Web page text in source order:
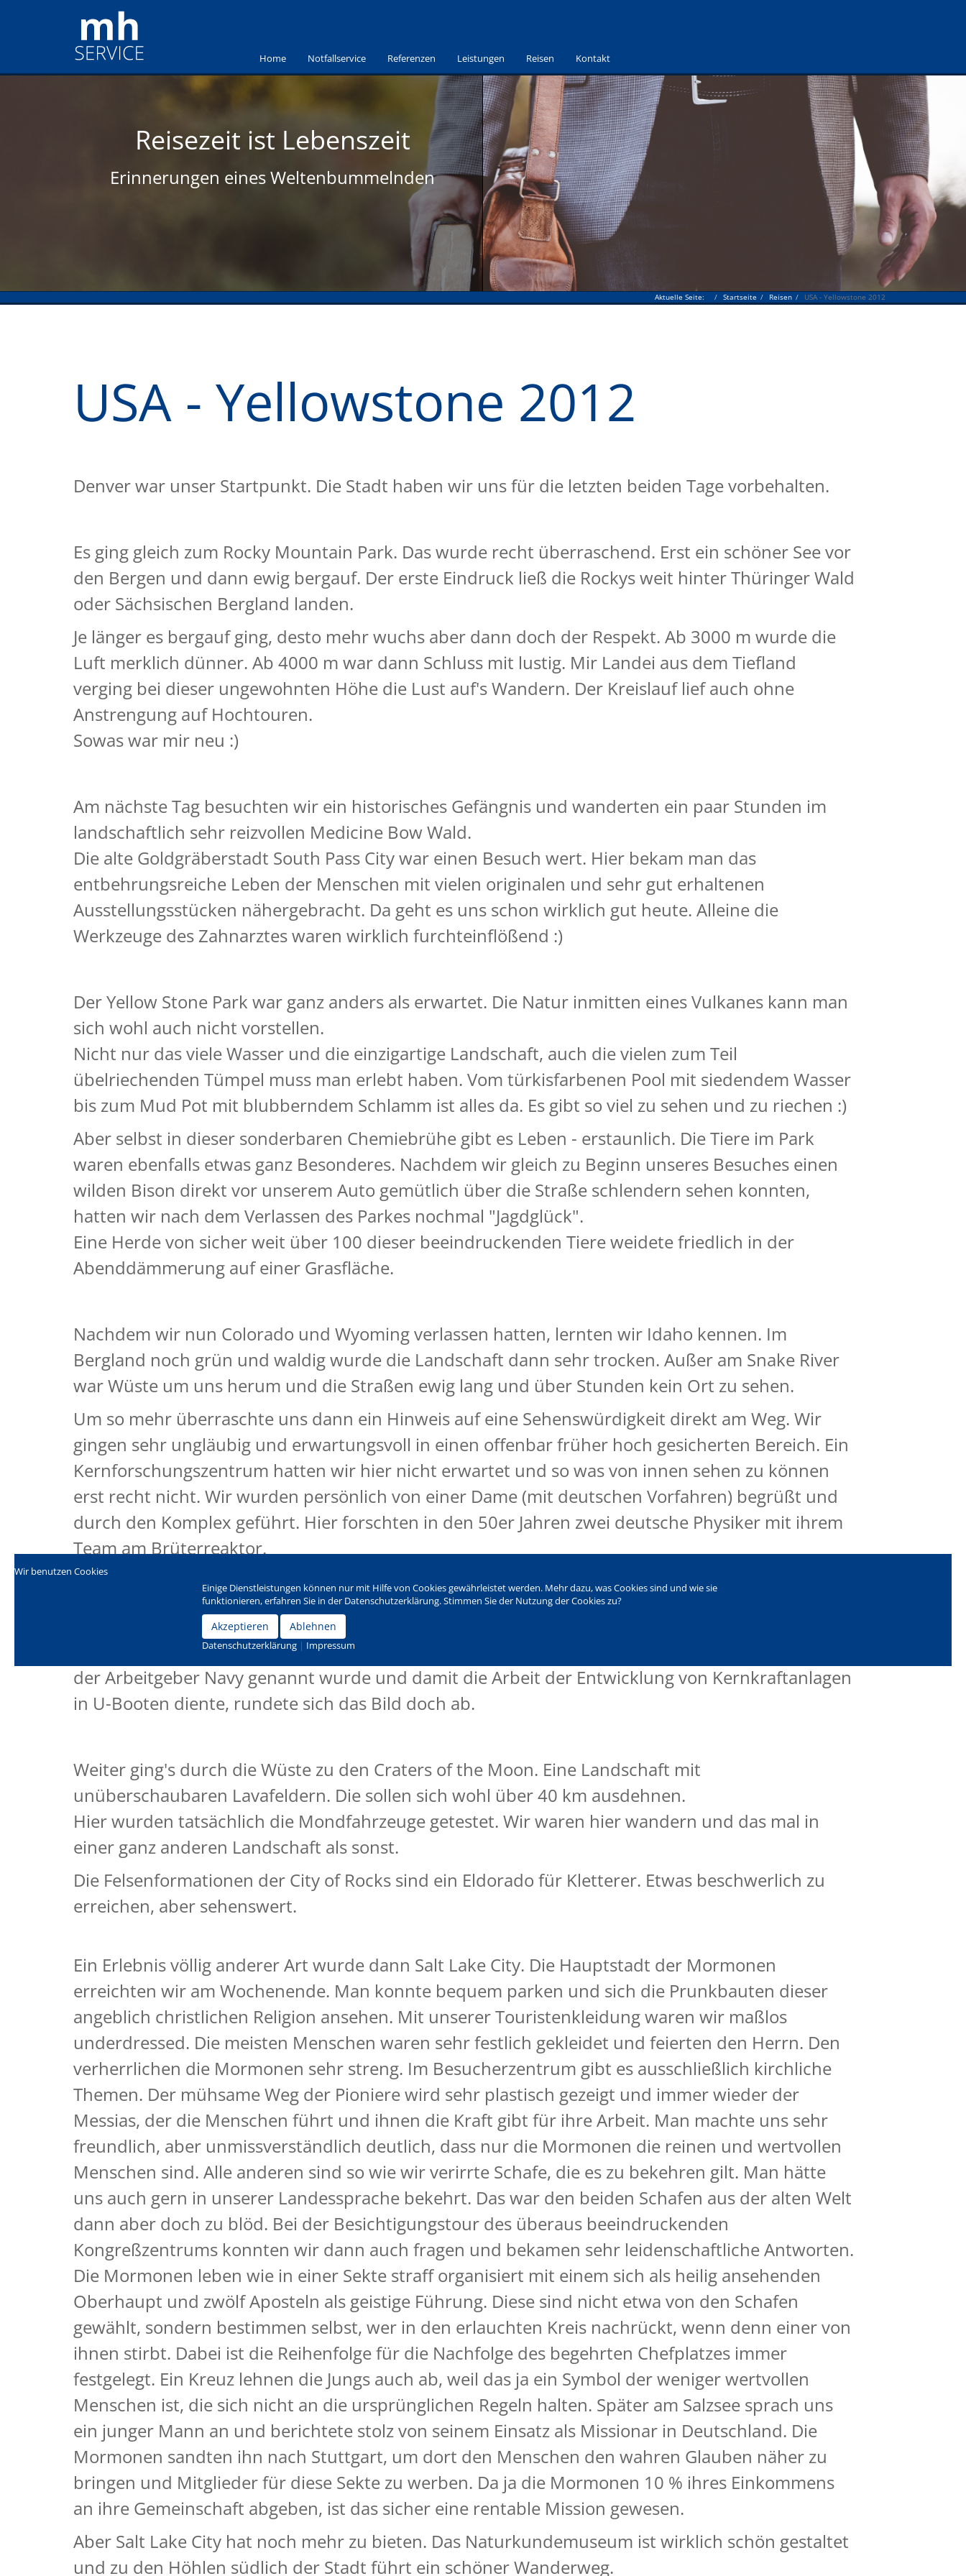
Home Notfallservice Referenzen Leistungen Reisen Kontakt
Reisezeit ist Lebenszeit
Erinnerungen eines Weltenbummelnden
Aktuelle Seite: Startseite Reisen USA - Yellowstone 2012
USA - Yellowstone 2012
Denver war unser Startpunkt. Die Stadt haben wir uns für die letzten beiden Tage vorbehalten.
Es ging gleich zum Rocky Mountain Park. Das wurde recht überraschend. Erst ein schöner See vor
den Bergen und dann ewig bergauf. Der erste Eindruck ließ die Rockys weit hinter Thüringer Wald
oder Sächsischen Bergland landen.
Je länger es bergauf ging, desto mehr wuchs aber dann doch der Respekt. Ab 3000 m wurde die
Luft merklich dünner. Ab 4000 m war dann Schluss mit lustig. Mir Landei aus dem Tiefland
verging bei dieser ungewohnten Höhe die Lust auf's Wandern. Der Kreislauf lief auch ohne
Anstrengung auf Hochtouren.
Sowas war mir neu :)
Am nächste Tag besuchten wir ein historisches Gefängnis und wanderten ein paar Stunden im
landschaftlich sehr reizvollen Medicine Bow Wald.
Die alte Goldgräberstadt South Pass City war einen Besuch wert. Hier bekam man das
entbehrungsreiche Leben der Menschen mit vielen originalen und sehr gut erhaltenen
Ausstellungsstücken nähergebracht. Da geht es uns schon wirklich gut heute. Alleine die
Werkzeuge des Zahnarztes waren wirklich furchteinflößend :)
Der Yellow Stone Park war ganz anders als erwartet. Die Natur inmitten eines Vulkanes kann man
sich wohl auch nicht vorstellen.
Nicht nur das viele Wasser und die einzigartige Landschaft, auch die vielen zum Teil
übelriechenden Tümpel muss man erlebt haben. Vom türkisfarbenen Pool mit siedendem Wasser
bis zum Mud Pot mit blubberndem Schlamm ist alles da. Es gibt so viel zu sehen und zu riechen :)
Aber selbst in dieser sonderbaren Chemiebrühe gibt es Leben - erstaunlich. Die Tiere im Park
waren ebenfalls etwas ganz Besonderes. Nachdem wir gleich zu Beginn unseres Besuches einen
wilden Bison direkt vor unserem Auto gemütlich über die Straße schlendern sehen konnten,
hatten wir nach dem Verlassen des Parkes nochmal "Jagdglück".
Eine Herde von sicher weit über 100 dieser beeindruckenden Tiere weidete friedlich in der
Abenddämmerung auf einer Grasfläche.
Nachdem wir nun Colorado und Wyoming verlassen hatten, lernten wir Idaho kennen. Im
Bergland noch grün und waldig wurde die Landschaft dann sehr trocken. Außer am Snake River
war Wüste um uns herum und die Straßen ewig lang und über Stunden kein Ort zu sehen.
Um so mehr überraschte uns dann ein Hinweis auf eine Sehenswürdigkeit direkt am Weg. Wir
gingen sehr ungläubig und erwartungsvoll in einen offenbar früher hoch gesicherten Bereich. Ein
Kernforschungszentrum hatten wir hier nicht erwartet und so was von innen sehen zu können
erst recht nicht. Wir wurden persönlich von einer Dame (mit deutschen Vorfahren) begrüßt und
durch den Komplex geführt. Hier forschten in den 50er Jahren zwei deutsche Physiker mit ihrem
Team am Brüterreaktor.
Im Besonderen ging es um die Analyse von Fehlfunktionen und um die Sicherheit solcher
Systeme. Frau Linz berichtete voller Stolz, wie sehr sich doch japanische Besucher für die Arbeiten
dort interessieren und welche Erkenntnisse sie mitnehmen. Angeblich sei das Sicherheitsniveau
damals höher gewesen, als es heute in Japan ist. Das wollte ich erst nicht glauben. Als dann aber
der Arbeitgeber Navy genannt wurde und damit die Arbeit der Entwicklung von Kernkraftanlagen
in U-Booten diente, rundete sich das Bild doch ab.
Weiter ging's durch die Wüste zu den Craters of the Moon. Eine Landschaft mit
unüberschaubaren Lavafeldern. Die sollen sich wohl über 40 km ausdehnen.
Hier wurden tatsächlich die Mondfahrzeuge getestet. Wir waren hier wandern und das mal in
einer ganz anderen Landschaft als sonst.
Die Felsenformationen der City of Rocks sind ein Eldorado für Kletterer. Etwas beschwerlich zu
erreichen, aber sehenswert.
Ein Erlebnis völlig anderer Art wurde dann Salt Lake City. Die Hauptstadt der Mormonen
erreichten wir am Wochenende. Man konnte bequem parken und sich die Prunkbauten dieser
angeblich christlichen Religion ansehen. Mit unserer Touristenkleidung waren wir maßlos
underdressed. Die meisten Menschen waren sehr festlich gekleidet und feierten den Herrn. Den
verherrlichen die Mormonen sehr streng. Im Besucherzentrum gibt es ausschließlich kirchliche
Themen. Der mühsame Weg der Pioniere wird sehr plastisch gezeigt und immer wieder der
Messias, der die Menschen führt und ihnen die Kraft gibt für ihre Arbeit. Man machte uns sehr
freundlich, aber unmissverständlich deutlich, dass nur die Mormonen die reinen und wertvollen
Menschen sind. Alle anderen sind so wie wir verirrte Schafe, die es zu bekehren gilt. Man hätte
uns auch gern in unserer Landessprache bekehrt. Das war den beiden Schafen aus der alten Welt
dann aber doch zu blöd. Bei der Besichtigungstour des überaus beeindruckenden
Kongreßzentrums konnten wir dann auch fragen und bekamen sehr leidenschaftliche Antworten.
Die Mormonen leben wie in einer Sekte straff organisiert mit einem sich als heilig ansehenden
Oberhaupt und zwölf Aposteln als geistige Führung. Diese sind nicht etwa von den Schafen
gewählt, sondern bestimmen selbst, wer in den erlauchten Kreis nachrückt, wenn denn einer von
ihnen stirbt. Dabei ist die Reihenfolge für die Nachfolge des begehrten Chefplatzes immer
festgelegt. Ein Kreuz lehnen die Jungs auch ab, weil das ja ein Symbol der weniger wertvollen
Menschen ist, die sich nicht an die ursprünglichen Regeln halten. Später am Salzsee sprach uns
ein junger Mann an und berichtete stolz von seinem Einsatz als Missionar in Deutschland. Die
Mormonen sandten ihn nach Stuttgart, um dort den Menschen den wahren Glauben näher zu
bringen und Mitglieder für diese Sekte zu werben. Da ja die Mormonen 10 % ihres Einkommens
an ihre Gemeinschaft abgeben, ist das sicher eine rentable Mission gewesen.
Aber Salt Lake City hat noch mehr zu bieten. Das Naturkundemuseum ist wirklich schön gestaltet
und zu den Höhlen südlich der Stadt führt ein schöner Wanderweg.
Wir benutzen Cookies
Einige Dienstleistungen können nur mit Hilfe von Cookies gewährleistet werden. Mehr dazu, was Cookies sind und wie sie
funktionieren, erfahren Sie in der Datenschutzerklärung. Stimmen Sie der Nutzung der Cookies zu?
Akzeptieren Ablehnen
Datenschutzerklärung| Impressum